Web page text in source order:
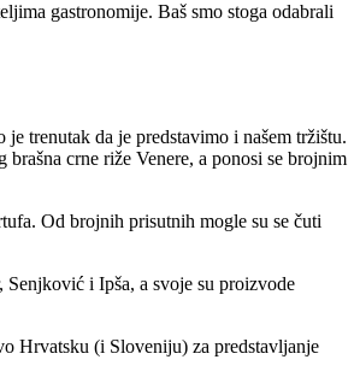
gastronomije. Baš smo stoga odabrali
trenutak da je predstavimo i našem tržištu.
crne riže Venere, a ponosi se brojnim
Od brojnih prisutnih mogle su se čuti
i Ipša, a svoje su proizvode
Hrvatsku (i Sloveniju) za predstavljanje